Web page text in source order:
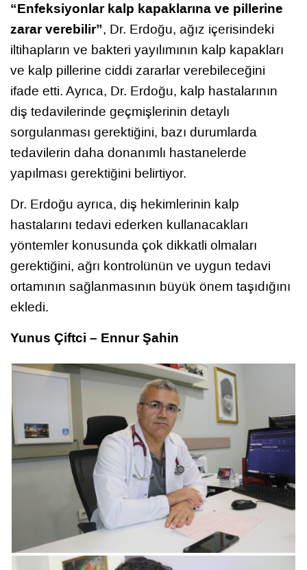
“Enfeksiyonlar kalp kapaklarına ve pillerine
zarar verebilir”, Dr. Erdoğu, ağız içerisindeki
iltihapların ve bakteri yayılımının kalp kapakları
ve kalp pillerine ciddi zararlar verebileceğini
ifade etti. Ayrıca, Dr. Erdoğu, kalp hastalarının
diş tedavilerinde geçmişlerinin detaylı
sorgulanması gerektiğini, bazı durumlarda
tedavilerin daha donanımlı hastanelerde
yapılması gerektiğini belirtiyor.
Dr. Erdoğu ayrıca, diş hekimlerinin kalp
hastalarını tedavi ederken kullanacakları
yöntemler konusunda çok dikkatli olmaları
gerektiğini, ağrı kontrolünün ve uygun tedavi
ortamının sağlanmasının büyük önem taşıdığını
ekledi.
Yunus Çiftci – Ennur Şahin